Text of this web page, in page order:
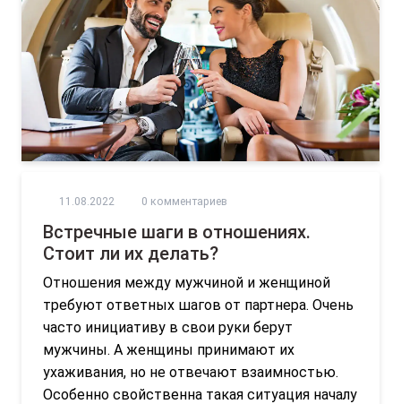
11.08.2022 0 комментариев
Встречные шаги в отношениях.
Стоит ли их делать?
Отношения между мужчиной и женщиной
требуют ответных шагов от партнера. Очень
часто инициативу в свои руки берут
мужчины. А женщины принимают их
ухаживания, но не отвечают взаимностью.
Особенно свойственна такая ситуация началу